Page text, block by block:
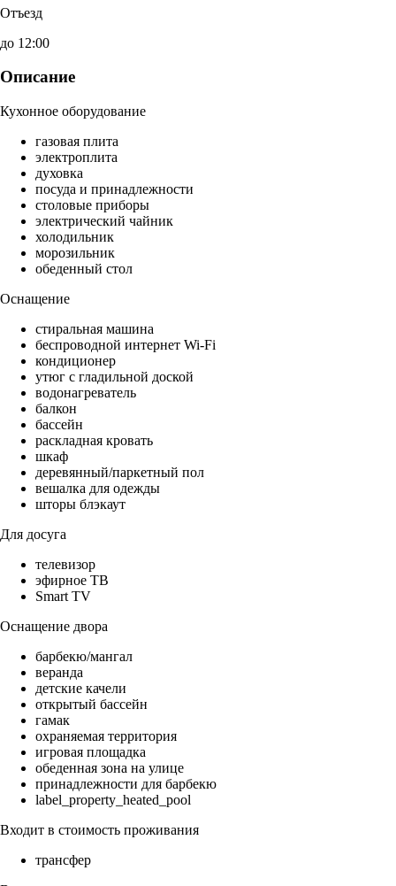
Отъезд
до 12:00
Описание
Кухонное оборудование
газовая плита
электроплита
духовка
посуда и принадлежности
столовые приборы
электрический чайник
холодильник
морозильник
обеденный стол
Оснащение
стиральная машина
беспроводной интернет Wi-Fi
кондиционер
утюг с гладильной доской
водонагреватель
балкон
бассейн
раскладная кровать
шкаф
деревянный/паркетный пол
вешалка для одежды
шторы блэкаут
Для досуга
телевизор
эфирное ТВ
Smart TV
Оснащение двора
барбекю/мангал
веранда
детские качели
открытый бассейн
гамак
охраняемая территория
игровая площадка
обеденная зона на улице
принадлежности для барбекю
label_property_heated_pool
Входит в стоимость проживания
трансфер